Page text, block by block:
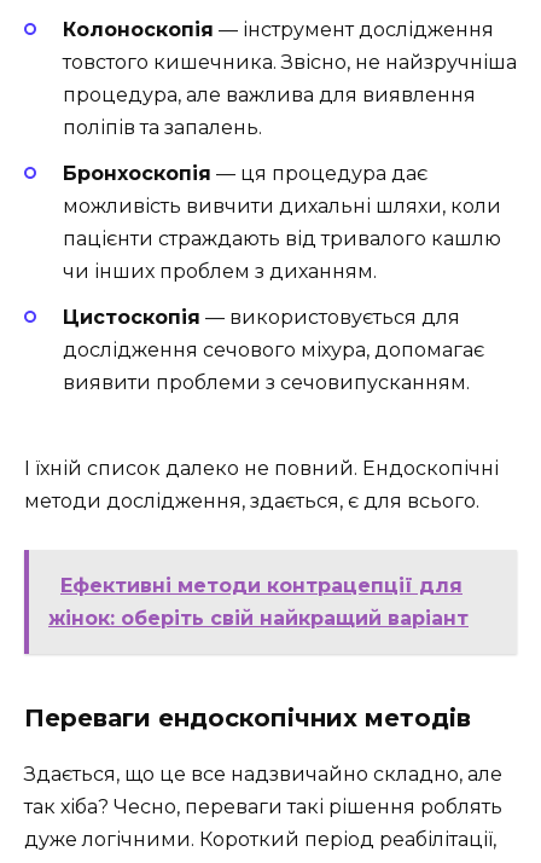
Колоноскопія — інструмент дослідження
товстого кишечника. Звісно, не найзручніша
процедура, але важлива для виявлення
поліпів та запалень.
Бронхоскопія — ця процедура дає
можливість вивчити дихальні шляхи, коли
пацієнти страждають від тривалого кашлю
чи інших проблем з диханням.
Цистоскопія — використовується для
дослідження сечового міхура, допомагає
виявити проблеми з сечовипусканням.
І їхній список далеко не повний. Ендоскопічні
методи дослідження, здається, є для всього.
Ефективні методи контрацепції для
жінок: оберіть свій найкращий варіант
Переваги ендоскопічних методів
Здається, що це все надзвичайно складно, але
так хіба? Чесно, переваги такі рішення роблять
дуже логічними. Короткий період реабілітації,